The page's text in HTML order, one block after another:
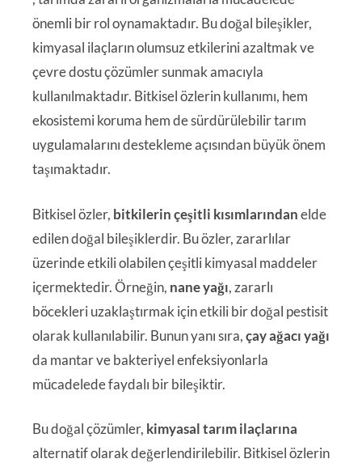
önemli bir rol oynamaktadır. Bu doğal bileşikler,
kimyasal ilaçların olumsuz etkilerini azaltmak ve
çevre dostu çözümler sunmak amacıyla
kullanılmaktadır. Bitkisel özlerin kullanımı, hem
ekosistemi koruma hem de sürdürülebilir tarım
uygulamalarını destekleme açısından büyük önem
taşımaktadır.
Bitkisel özler, bitkilerin çeşitli kısımlarındanelde
edilen doğal bileşiklerdir. Bu özler, zararlılar
üzerinde etkili olabilen çeşitli kimyasal maddeler
içermektedir. Örneğin, nane yağı, zararlı
böcekleri uzaklaştırmak için etkili bir doğal pestisit
olarak kullanılabilir. Bunun yanı sıra,çay ağacı yağı
da mantar ve bakteriyel enfeksiyonlarla
mücadelede faydalı bir bileşiktir.
Bu doğal çözümler, kimyasal tarım ilaçlarına
alternatif olarak değerlendirilebilir. Bitkisel özlerin